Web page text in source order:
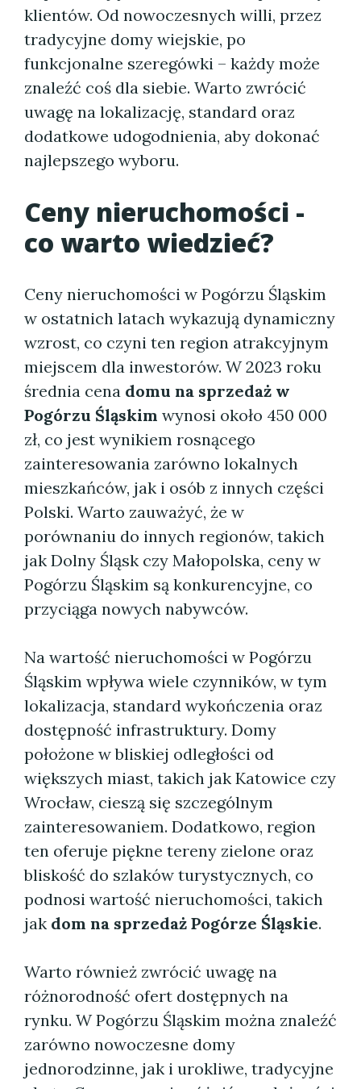
klientów. Od nowoczesnych willi, przez
tradycyjne domy wiejskie, po
funkcjonalne szeregówki – każdy może
znaleźć coś dla siebie. Warto zwrócić
uwagę na lokalizację, standard oraz
dodatkowe udogodnienia, aby dokonać
najlepszego wyboru.
Ceny nieruchomości -
co warto wiedzieć?
Ceny nieruchomości w Pogórzu Śląskim
w ostatnich latach wykazują dynamiczny
wzrost, co czyni ten region atrakcyjnym
miejscem dla inwestorów. W 2023 roku
średnia cena domu na sprzedaż w
Pogórzu Śląskim wynosi około 450 000
zł, co jest wynikiem rosnącego
zainteresowania zarówno lokalnych
mieszkańców, jak i osób z innych części
Polski. Warto zauważyć, że w
porównaniu do innych regionów, takich
jak Dolny Śląsk czy Małopolska, ceny w
Pogórzu Śląskim są konkurencyjne, co
przyciąga nowych nabywców.
Na wartość nieruchomości w Pogórzu
Śląskim wpływa wiele czynników, w tym
lokalizacja, standard wykończenia oraz
dostępność infrastruktury. Domy
położone w bliskiej odległości od
większych miast, takich jak Katowice czy
Wrocław, cieszą się szczególnym
zainteresowaniem. Dodatkowo, region
ten oferuje piękne tereny zielone oraz
bliskość do szlaków turystycznych, co
podnosi wartość nieruchomości, takich
jak dom na sprzedaż Pogórze Śląskie.
Warto również zwrócić uwagę na
różnorodność ofert dostępnych na
rynku. W Pogórzu Śląskim można znaleźć
zarówno nowoczesne domy
jednorodzinne, jak i urokliwe, tradycyjne